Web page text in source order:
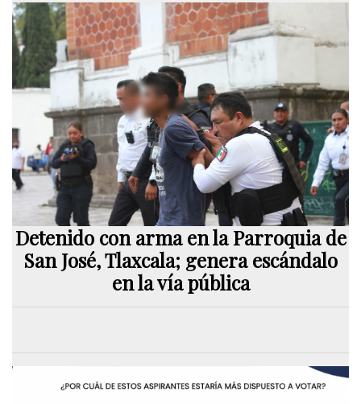
Detenido con arma en la Parroquia de
San José, Tlaxcala; genera escándalo
en la vía pública